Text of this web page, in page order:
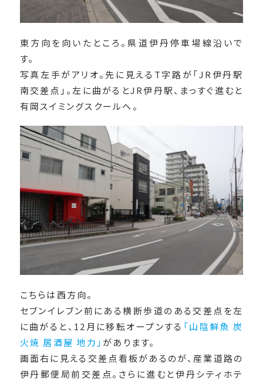
東方向を向いたところ。県道伊丹停車場線沿いで
す。
写真左手がアリオ。先に見えるT字路が「JR伊丹駅
南交差点」。左に曲がるとJR伊丹駅、まっすぐ進むと
有岡スイミングスクールへ。
こちらは西方向。
セブンイレブン前にある横断歩道のある交差点を左
に曲がると、12月に移転オープンする 「山陰鮮魚 炭
火焼 居酒屋 地力」 があります。
画面右に見える交差点看板があるのが、産業道路の
伊丹郵便局前交差点。さらに進むと伊丹シティホテ